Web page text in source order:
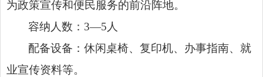
为政策宣传和便民服务的前沿阵地。
容纳人数：3—5人
配备设备：休闲桌椅、复印机、办事指南、就
业宣传资料等。